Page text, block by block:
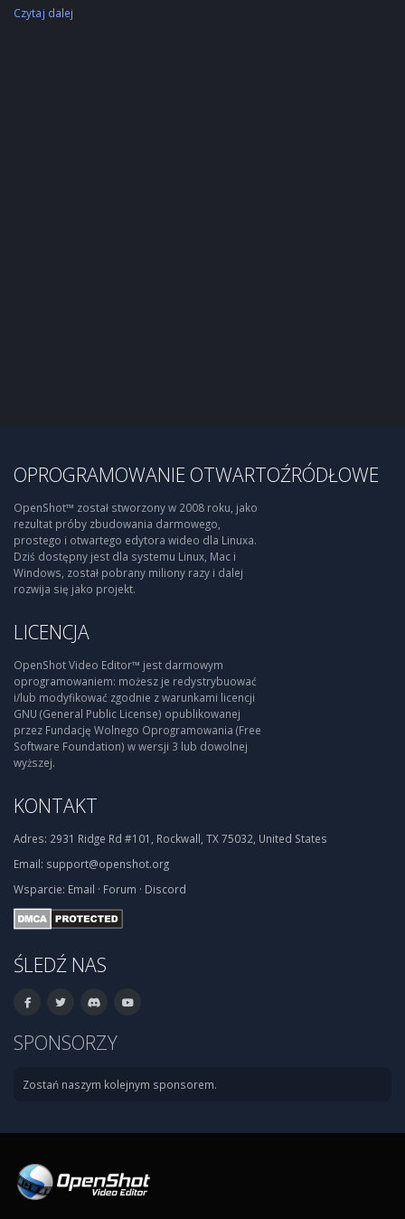
Czytaj dalej
OPROGRAMOWANIE OTWARTOŹRÓDŁOWE
OpenShot™ został stworzony w 2008 roku, jako
rezultat próby zbudowania darmowego,
prostego i otwartego edytora wideo dla Linuxa.
Dziś dostępny jest dla systemu Linux, Mac i
Windows, został pobrany miliony razy i dalej
rozwija się jako projekt.
LICENCJA
OpenShot Video Editor™ jest darmowym
oprogramowaniem: możesz je redystrybuować
i/lub modyfikować zgodnie z warunkami licencji
GNU (General Public License) opublikowanej
przez Fundację Wolnego Oprogramowania (Free
Software Foundation) w wersji 3 lub dowolnej
wyższej.
KONTAKT
Adres: 2931 Ridge Rd #101, Rockwall, TX 75032, United States
Email: support@openshot.org
Wsparcie: Email · Forum · Discord
ŚLEDŹ NAS
SPONSORZY
Zostań naszym kolejnym sponsorem.